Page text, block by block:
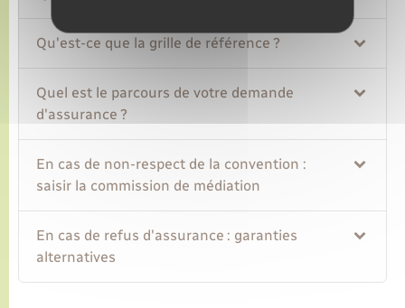
Qu'est-ce que la grille de référence ?
Quel est le parcours de votre demande
d'assurance ?
En cas de non-respect de la convention :
saisir la commission de médiation
En cas de refus d'assurance : garanties
alternatives